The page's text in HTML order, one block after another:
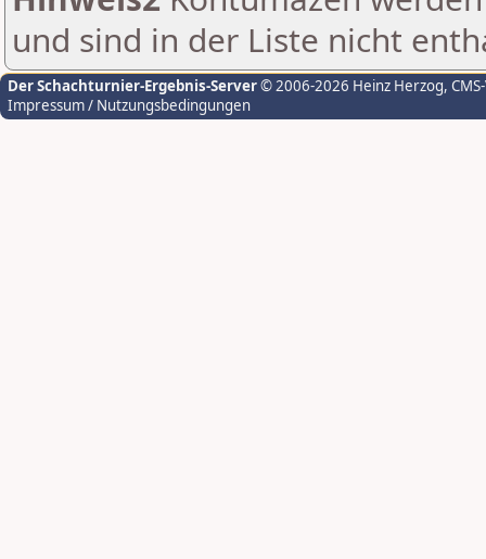
und sind in der Liste nicht
Der Schachturnier-Ergebnis-Server© 2006-2026 Heinz Herzog,
Impressum / Nutzungsbedingungen